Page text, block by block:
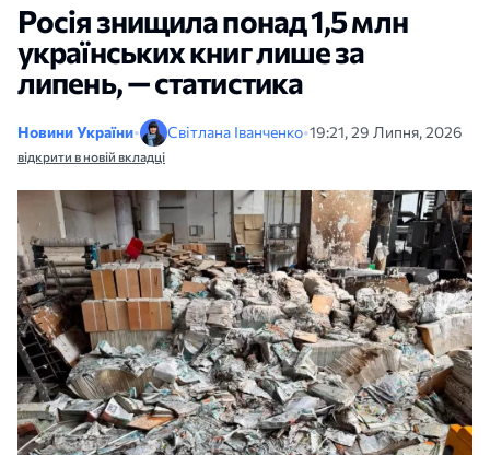
Росія знищила понад 1,5 млн
українських книг лише за
липень, — статистика
Новини України• Світлана Іванченко•19:21, 29 Липня, 2026
відкрити в новій вкладці